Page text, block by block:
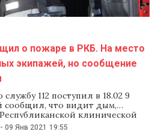
о пожаре в РКБ. На место
экипажей, но сообщение
112 поступил в 18.02 9
сообщил, что видит дым,
клинической
всех этажей здания
возгорания, сообщает
- 09 Янв 2021 19:55